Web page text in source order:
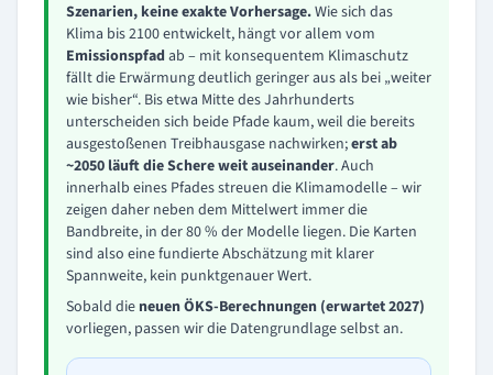
Szenarien, keine exakte Vorhersage.Wie sich das
Klima bis 2100 entwickelt, hängt vor allem vom
Emissionspfad ab – mit konsequentem Klimaschutz
fällt die Erwärmung deutlich geringer aus als bei „weiter
wie bisher“. Bis etwa Mitte des Jahrhunderts
unterscheiden sich beide Pfade kaum, weil die bereits
ausgestoßenen Treibhausgase nachwirken;erst ab
~2050 läuft die Schere weit auseinander. Auch
innerhalb eines Pfades streuen die Klimamodelle – wir
zeigen daher neben dem Mittelwert immer die
Bandbreite, in der 80 % der Modelle liegen. Die Karten
sind also eine fundierte Abschätzung mit klarer
Spannweite, kein punktgenauer Wert.
Sobald die neuen ÖKS-Berechnungen (erwartet 2027)
vorliegen, passen wir die Datengrundlage selbst an.